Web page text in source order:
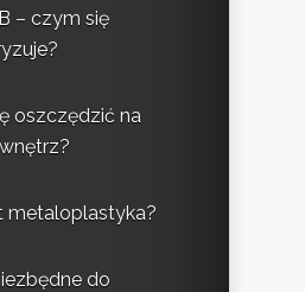
– czym się
oszczędzić na
metaloplastyka?
do